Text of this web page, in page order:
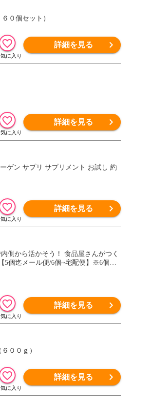
０個セット）
詳細を見る
詳細を見る
ゲン サプリ サプリメント お試し 約
詳細を見る
側から活かそう！ 食品屋さんがつく
5個迄メール便/6個~宅配便】※6個以
詳細を見る
００ｇ）
詳細を見る